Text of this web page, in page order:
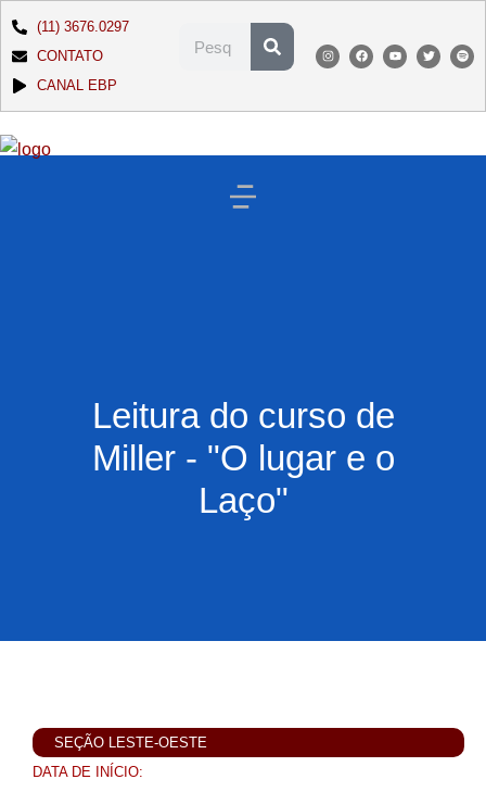
(11) 3676.0297
CONTATO
CANAL EBP
Leitura do curso de
Miller - "O lugar e o
Laço"
SEÇÃO LESTE-OESTE
DATA DE INÍCIO: